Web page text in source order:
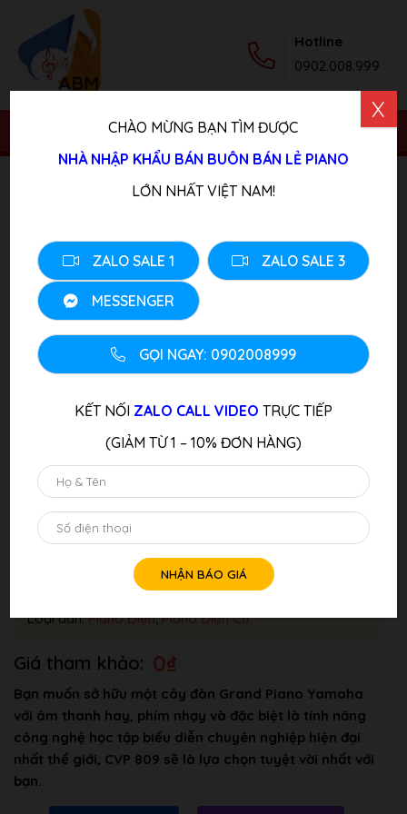
Hotline
0902.008.999
Trang chủ/ Sản phẩm/Piano Điện/ Đàn Piano Điện
YAMAHA CVP-809 B
Đàn Piano Điện YAMAHA CVP-809 B
Loại đàn:Piano Điện,Piano Điện Cũ
0₫
Bạn muốn sở hữu một cây đàn Grand Piano Yamaha
với âm thanh hay, phím nhạy và đặc biệt là tính năng
công nghệ học tập biểu diễn chuyên nghiệp hiện đại
nhất thể giới, CVP 809 sẽ là lựa chọn tuyệt vời nhất với
bạn.
CHÀO MỪNG BẠN TÌM ĐƯỢC
NHÀ NHẬP KHẨU BÁN BUÔN BÁN LẺ PIANO
LỚN NHẤT VIỆT NAM!
ZALO SALE 1 ZALO SALE 3
MESSENGER
GỌI NGAY: 0902008999
KẾT NỐI ZALO CALL VIDEO TRỰC TIẾP
(GIẢM TỪ 1 – 10% ĐƠN HÀNG)
X